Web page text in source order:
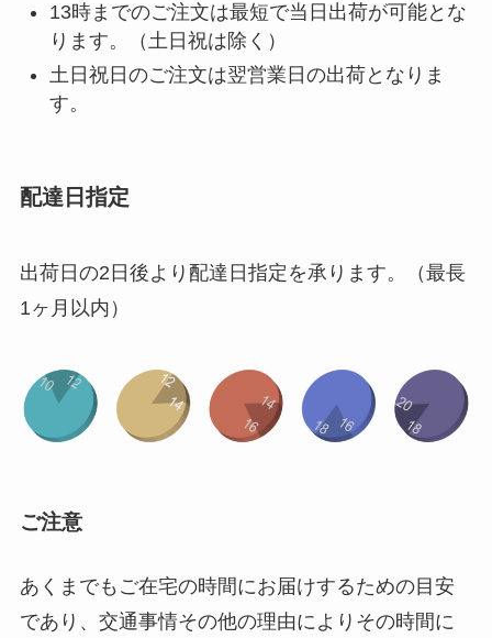
13時までのご注文は最短で当日出荷が可能とな
ります。（土日祝は除く）
土日祝日のご注文は翌営業日の出荷となりま
す。
配達日指定
出荷日の2日後より配達日指定を承ります。（最長
1ヶ月以内）
ご注意
あくまでもご在宅の時間にお届けするための目安
であり、交通事情その他の理由によりその時間に